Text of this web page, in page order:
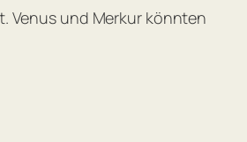
Venus und Merkur könnten